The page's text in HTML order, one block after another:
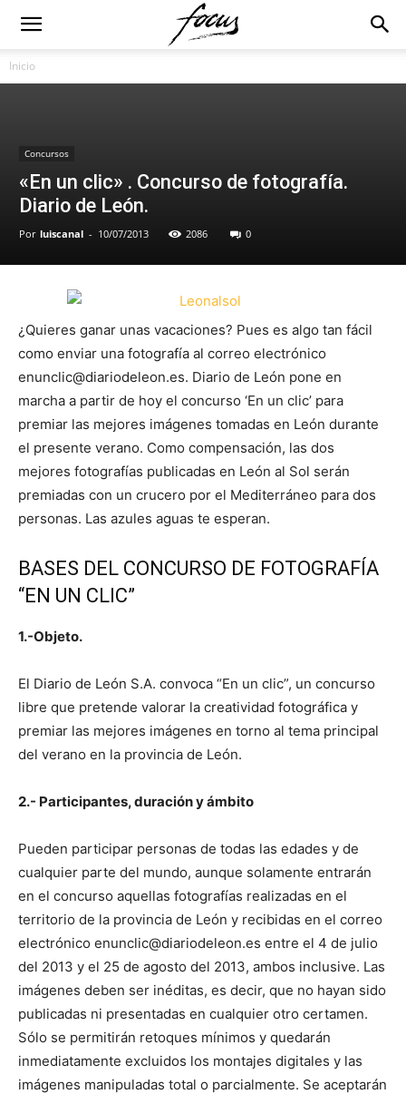
Inicio
Concursos
«En un clic» . Concurso de fotografía.
Diario de León.
Por luiscanal - 10/07/2013 2086 0
¿Quieres ganar unas vacaciones? Pues es algo tan fácil
como enviar una fotografía al correo electrónico
enunclic@diariodeleon.es. Diario de León pone en
marcha a partir de hoy el concurso ‘En un clic’ para
premiar las mejores imágenes tomadas en León durante
el presente verano. Como compensación, las dos
mejores fotografías publicadas en León al Sol serán
premiadas con un crucero por el Mediterráneo para dos
personas. Las azules aguas te esperan.
BASES DEL CONCURSO DE FOTOGRAFÍA
“EN UN CLIC”
1.-Objeto.
El Diario de León S.A. convoca “En un clic”, un concurso
libre que pretende valorar la creatividad fotográfica y
premiar las mejores imágenes en torno al tema principal
del verano en la provincia de León.
2.- Participantes, duración y ámbito
Pueden participar personas de todas las edades y de
cualquier parte del mundo, aunque solamente entrarán
en el concurso aquellas fotografías realizadas en el
territorio de la provincia de León y recibidas en el correo
electrónico enunclic@diariodeleon.es entre el 4 de julio
del 2013 y el 25 de agosto del 2013, ambos inclusive. Las
imágenes deben ser inéditas, es decir, que no hayan sido
publicadas ni presentadas en cualquier otro certamen.
Sólo se permitirán retoques mínimos y quedarán
inmediatamente excluidos los montajes digitales y las
imágenes manipuladas total o parcialmente. Se aceptarán